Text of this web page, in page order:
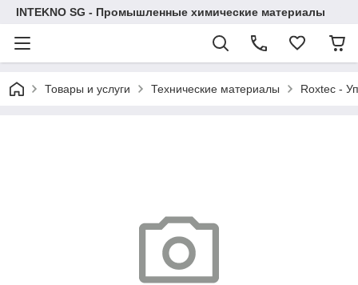
INTEKNO SG - Промышленные химические материалы
Товары и услуги Технические материалы Roxtec -